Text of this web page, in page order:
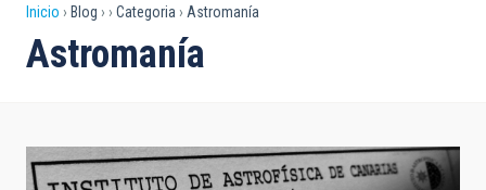
Sobrescribir
enlaces
a
Inicio Blog Categoria Astromanía
Astromanía